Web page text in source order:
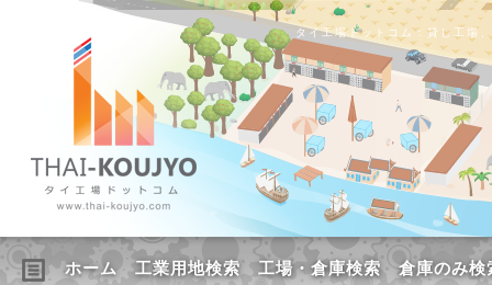
タイ工場ドットコム：貸し工場
ホーム 工業用地検索 工場・倉庫検索 倉庫のみ検